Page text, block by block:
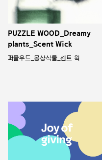
PUZZLE WOOD_Dreamy
plants_Scent Wick
퍼즐우드_몽상식물_센트 윅